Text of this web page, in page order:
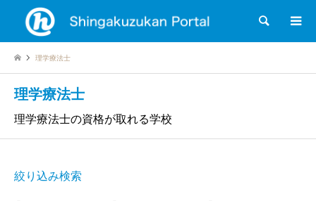
検索
理学療法士
理学療法士
理学療法士の資格が取れる学校
絞り込み検索